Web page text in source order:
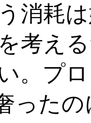
消耗
考え
。プ
ったの